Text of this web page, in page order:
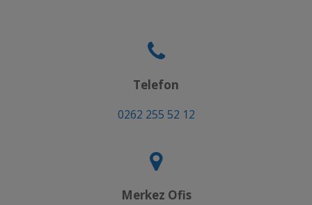
Telefon
0262 255 52 12
Merkez Ofis